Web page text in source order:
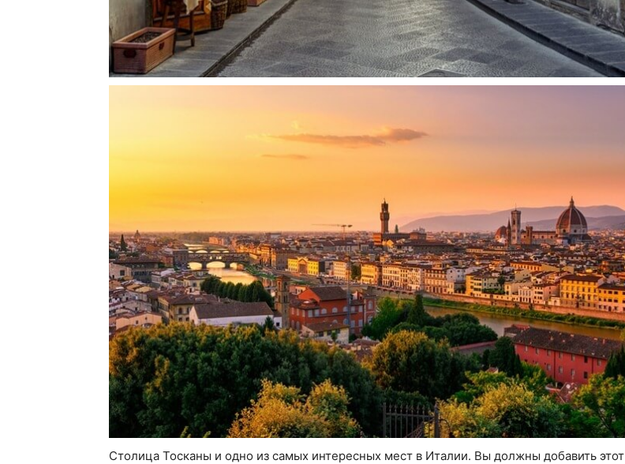
Столица Тосканы и одно из самых интересных мест в Италии. Вы должны добавить этот